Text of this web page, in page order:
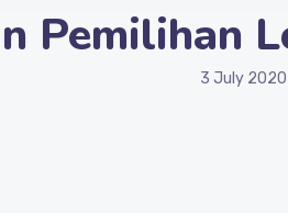
Pemilihan
3 July 2020